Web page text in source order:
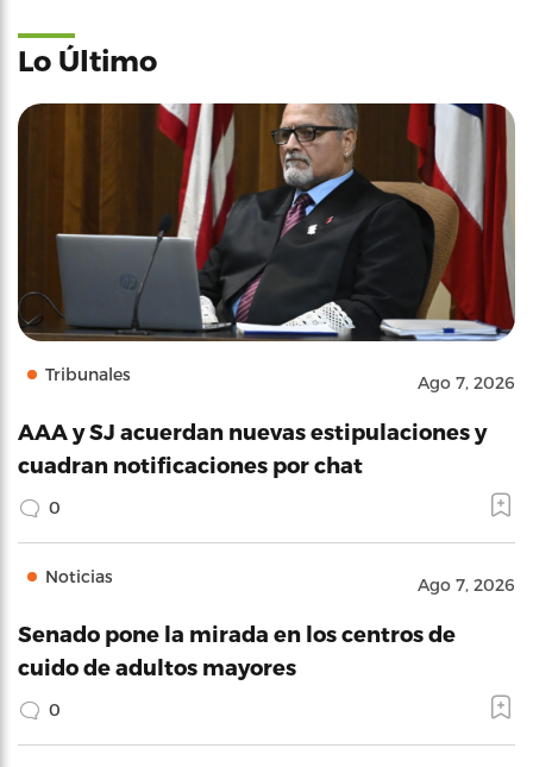
Lo Último
Tribunales Ago 7, 2026
AAA y SJ acuerdan nuevas estipulaciones y
cuadran notificaciones por chat
0
Noticias Ago 7, 2026
Senado pone la mirada en los centros de
cuido de adultos mayores
0